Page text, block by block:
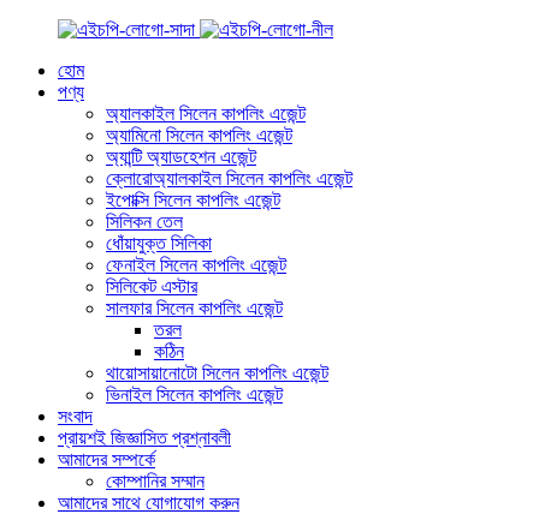
হোম
পণ্য
অ্যালকাইল সিলেন কাপলিং এজেন্ট
অ্যামিনো সিলেন কাপলিং এজেন্ট
অ্যান্টি অ্যাডহেশন এজেন্ট
ক্লোরোঅ্যালকাইল সিলেন কাপলিং এজেন্ট
ইপোক্সি সিলেন কাপলিং এজেন্ট
সিলিকন তেল
ধোঁয়াযুক্ত সিলিকা
ফেনাইল সিলেন কাপলিং এজেন্ট
সিলিকেট এস্টার
সালফার সিলেন কাপলিং এজেন্ট
তরল
কঠিন
থায়োসায়ানোটো সিলেন কাপলিং এজেন্ট
ভিনাইল সিলেন কাপলিং এজেন্ট
সংবাদ
প্রায়শই জিজ্ঞাসিত প্রশ্নাবলী
আমাদের সম্পর্কে
কোম্পানির সম্মান
আমাদের সাথে যোগাযোগ করুন